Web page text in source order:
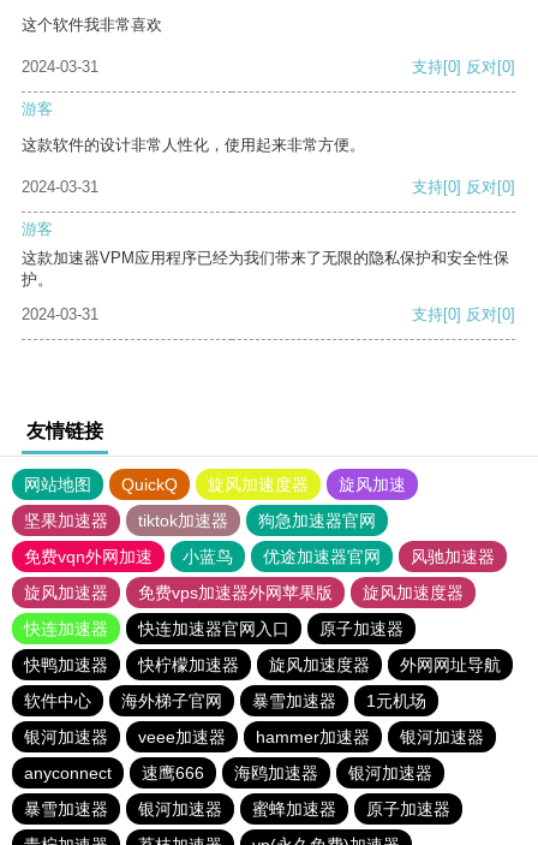
这个软件我非常喜欢
2024-03-31 支持[0] 反对[0]
游客
这款软件的设计非常人性化，使用起来非常方便。
2024-03-31 支持[0] 反对[0]
游客
这款加速器VPM应用程序已经为我们带来了无限的隐私保护和安全性保
护。
2024-03-31
支持[0] 反对[0]
友情链接
网站地图 QuickQ 旋风加速度器
旋风加速
坚果加速器
tiktok加速器
狗急加速器官网
免费vqn外网加速
小蓝鸟 优途加速器官网
风驰加速器
旋风加速器
免费vps加速器外网苹果版
旋风加速度器
快连加速器
快连加速器官网入口
原子加速器
快鸭加速器
快柠檬加速器 旋风加速度器
外网网址导航
软件中心
海外梯子官网 暴雪加速器
1元机场
银河加速器
veee加速器 hammer加速器
银河加速器
anyconnect
速鹰666 海鸥加速器
银河加速器
暴雪加速器
银河加速器 蜜蜂加速器
原子加速器